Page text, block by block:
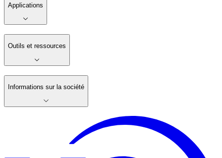
Applications
Outils et ressources
Informations sur la société